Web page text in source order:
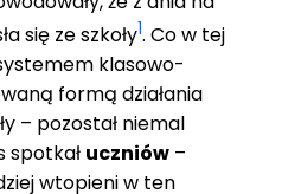
się ze szkoły1. Co w tej
klasowo-
formą działania
– pozostał niemal
spotkał uczniów–
wtopieni w ten